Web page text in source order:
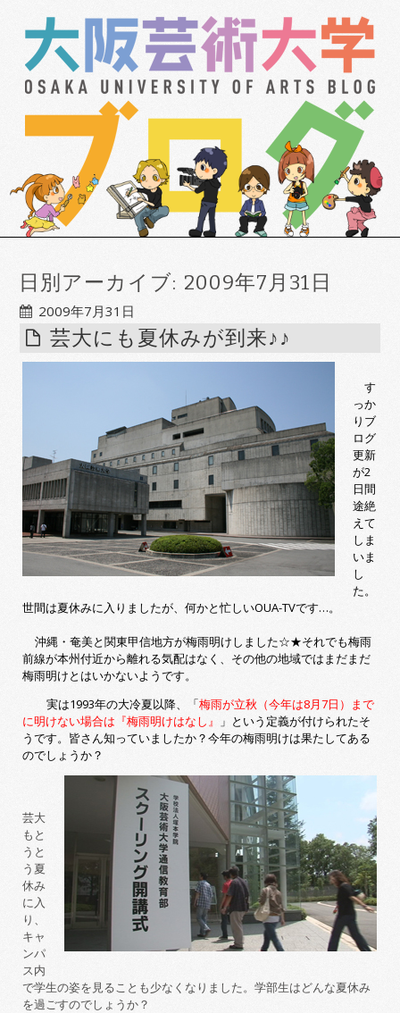
日別アーカイブ: 2009年7月31日
2009年7月31日
芸大にも夏休みが到来♪♪
す
っか
りブ
ログ
更新
が2
日間
途絶
えて
しま
いま
し
た。
世間は夏休みに入りましたが、何かと忙しいOUA-TVです…。
沖縄・奄美と関東甲信地方が梅雨明けしました☆★それでも梅雨
前線が本州付近から離れる気配はなく、その他の地域ではまだまだ
梅雨明けとはいかないようです。
実は1993年の大冷夏以降、「梅雨が立秋（今年は8月7日）まで
に明けない場合は『梅雨明けはなし』
」という定義が付けられたそ
うです。 皆さん知っていましたか？今年の梅雨明けは果たしてある
のでしょうか？
芸大
もと
うと
う夏
休み
に入
り、
キャ
ンパ
ス内
で学生の姿を見ることも少なくなりました。学部生はどんな夏休み
を過ごすのでしょうか？